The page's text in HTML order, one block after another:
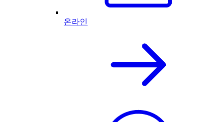
온라인